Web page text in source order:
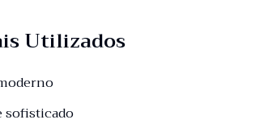
Utilizados
sofisticado